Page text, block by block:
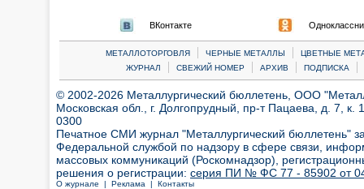
ВКонтакте
МЕТАЛЛОТОРГОВЛЯ | ЧЕРНЫЕ МЕТАЛЛЫ |
ЦВЕТНЫЕ
ЖУРНАЛ
| СВЕЖИЙ НОМЕР | АРХИВ | ПОДПИСКА |
© 2002-2026 Металлургический бюллетень, ООО
Московская обл., г. Долгопрудный, пр-т Пацаева, д. 7,
0300
Печатное СМИ журнал "Металлургический бюллетень"
Федеральной службой по надзору в сфере связи,
массовых коммуникаций (Роскомнадзор),
решения о регистрации: серия ПИ № ФС 77 - 85902 от 04
О журнале | Реклама | Контакты